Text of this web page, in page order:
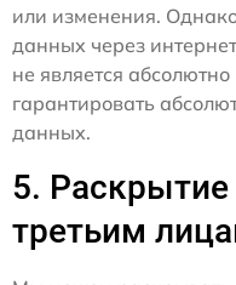
или изменения.
данных через
не является
гарантировать
данных.
5.
третьим